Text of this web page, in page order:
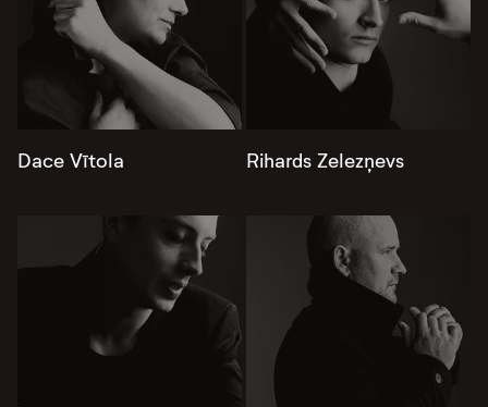
Dace Vītola Rihards Zelezņevs